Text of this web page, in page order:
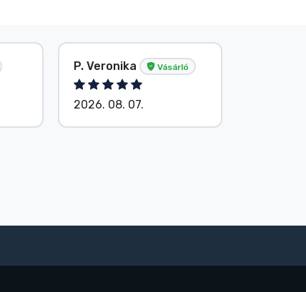
P. Veronika Vásárló
2026. 08. 07.